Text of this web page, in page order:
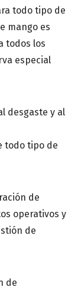
todo tipo de
mango es
todos los
especial
desgaste y al
todo tipo de
de
operativos y
de
de